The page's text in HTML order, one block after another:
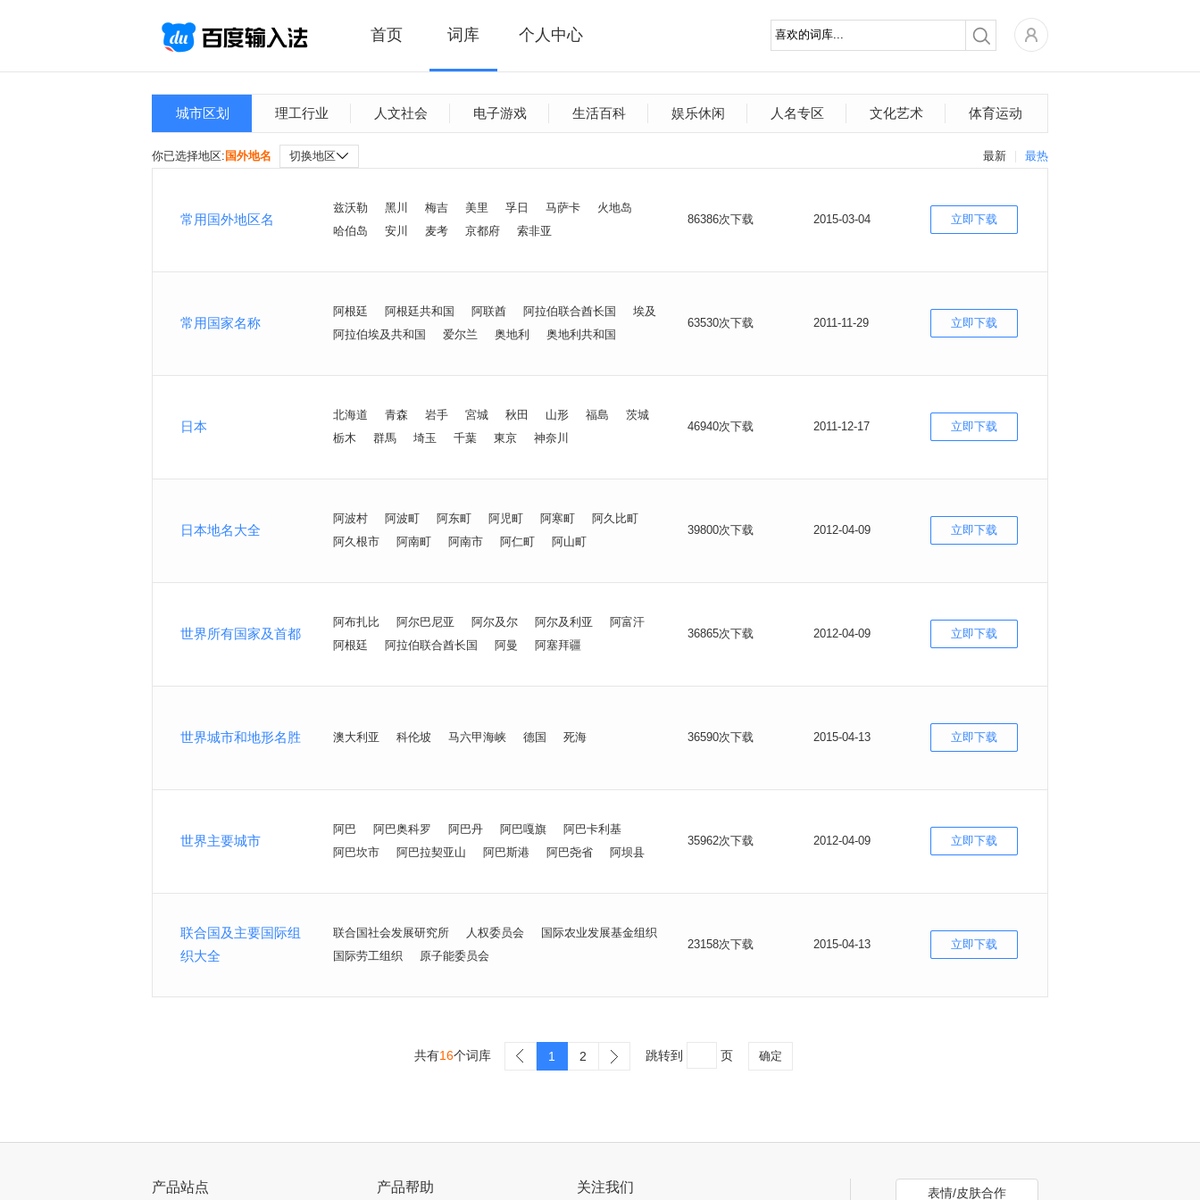
首页 词库 个人中心
城市区划 理工行业 人文社会 电子游戏 生活百科 娱乐休闲 人名专区 文化艺术 体育运动
最热
最新
你已选择地区: 国外地名 切换地区
常用国外地区名
兹沃勒 黑川 梅吉 美里 孚日 马萨卡
火地岛
哈伯岛
安川 麦考 京都府 索非亚
86386次下载 2015-03-04 立即下载
常用国家名称
阿根廷 阿根廷共和国 阿联酋 阿拉伯联合酋长国
埃及
阿拉伯埃及共和国
爱尔兰 奥地利 奥地利共和国
63530次下载 2011-11-29 立即下载
日本
北海道 青森 岩手 宮城 秋田 山形 福島
茨城
栃木
群馬 埼玉 千葉 東京 神奈川
46940次下载 2011-12-17 立即下载
日本地名大全
阿波村 阿波町 阿东町 阿児町 阿寒町
阿久比町
阿久根市
阿南町 阿南市 阿仁町 阿山町
39800次下载 2012-04-09 立即下载
世界所有国家及首都
阿布扎比 阿尔巴尼亚 阿尔及尔 阿尔及利亚
阿富汗
阿根廷
阿拉伯联合酋长国 阿曼 阿塞拜疆
36865次下载 2012-04-09 立即下载
世界城市和地形名胜 澳大利亚 科伦坡 马六甲海峡 德国 死海 36590次下载 2015-04-13 立即下载
世界主要城市
阿巴 阿巴奥科罗 阿巴丹 阿巴嘎旗
阿巴卡利基
阿巴坎市
阿巴拉契亚山 阿巴斯港 阿巴尧省 阿坝县
35962次下载 2012-04-09 立即下载
联合国及主要国际组
织大全
联合国社会发展研究所 人权委员会
国际农业发展基金组织
国际劳工组织
原子能委员会
23158次下载 2015-04-13 立即下载
共有16个词库 1 2 跳转到 页 确定
产品站点 产品帮助 关注我们 表情/皮肤合作